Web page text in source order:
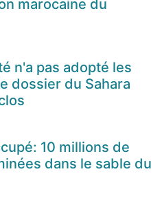
marocaine du
n'a pas adopté les
dossier du Sahara
10 millions de
dans le sable du